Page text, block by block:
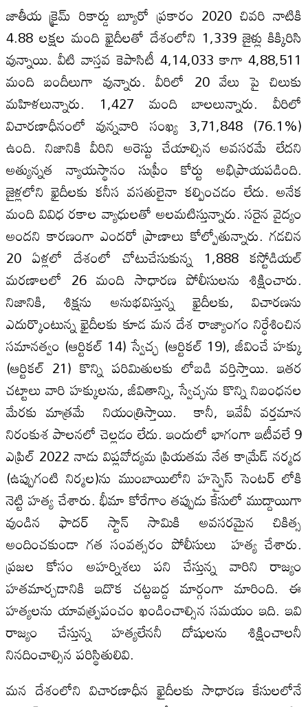
జాతీయ క్రైమ్ రికార్డు బ్యూరో ప్రకారం 2020 చివరి నాటికి
4.88 లక్షల మంది ఖైదీలతో దేశంలోని 1,339 జైళ్లు కిక్కిరిసి
వున్నాయి. వీటి వాస్తవ కెపాసిటీ 4,14,033 కాగా 4,88,511
మంది బందీలుగా వున్నారు. వీరిలో 20 వేలు పై చిలుకు
మహిళలున్నారు. 1,427 మంది బాలలున్నారు. వీరిలో
విచారణాధీనంలో వున్నవారి సంఖ్య 3,71,848 (76.1%)
ఉంది. నిజానికి వీరిని అరెస్టు చేయాల్సిన అవసరమే లేదని
అత్యున్నత న్యాయస్థానం సుప్రీం కోర్టు అభిప్రాయపడింది.
జైళ్లలోని ఖైదీలకు కనీస వసతులైనా కల్పించడం లేదు. అనేక
మంది వివిధ రకాల వ్యాధులతో అలమటిస్తున్నారు. సరైన వైద్యం
అందని కారణంగా ఎందరో ప్రాణాలు కోల్పోతున్నారు. గడచిన
20 ఏళ్లలో దేశంలో చోటుచేసుకున్న 1,888 కస్టోడియల్
మరణాలలో 26 మంది సాధారణ పోలీసులను శిక్షించారు.
నిజానికి, శిక్షను అనుభవిస్తున్న ఖైదీలకు, విచారణను
ఎదుర్కొంటున్న ఖైదీలకు కూడ మన దేశ రాజ్యాంగం నిర్ధేశించిన
సమానత్వం (ఆర్టికల్ 14) స్వేచ్ఛ (ఆర్టికల్ 19), జీవించే హక్కు
(ఆర్టికల్ 21) కొన్ని పరిమితులకు లోబడి వర్తిస్తాయి. ఇతర
చట్టాలు వారి హక్కులను, జీవితాన్ని, స్వేచ్ఛను కొన్ని నిబంధనల
మేరకు మాత్రమే నియంత్రిస్తాయి. కానీ, ఇవేవీ వర్తమాన
నిరంకుశ పాలనలో చెల్లడం లేదు. ఇందులో భాగంగా ఇటీవలే 9
ఎప్రిల్ 2022 నాడు విప్లవోద్యమ ప్రియతమ నేత కామ్రేడ్ నర్మద
(ఉప్పుగంటి నిర్మల)ను ముంబాయిలోని హస్పైస్ సెంటర్ లోకి
నెట్టి హత్య చేశారు. భీమా కోరేగాం తప్పుడు కేసులో ముద్దాయిగా
వుండిన ఫాదర్ స్టాన్ సామికి అవసరమైన చికిత్స
అందించకుండా గత సంవత్సరం పోలీసులు హత్య చేశారు.
ప్రజల కోసం అహర్నిశలు పని చేస్తున్న వారిని రాజ్యం
హతమార్చడానికి ఇదొక చట్టబద్ద మార్గంగా మారింది. ఈ
హత్యలను యావత్ప్రపంచం ఖండించాల్సిన సమయం ఇది. ఇవి
రాజ్యం చేస్తున్న హత్యలేననీ దోషులను శిక్షించాలనీ
నినదించాల్సిన పరిస్థితులివి.
మన దేశంలోని విచారణాధీన ఖైదీలకు సాధారణ కేసులలోనే